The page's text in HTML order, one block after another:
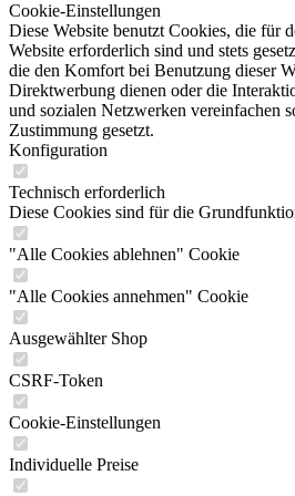
Cookie-Einstellungen
Diese Website benutzt Cookies, die für
Website erforderlich sind und stets
die den Komfort bei Benutzung dieser
Direktwerbung dienen oder die
und sozialen Netzwerken vereinfachen
Zustimmung gesetzt.
Konfiguration
Technisch erforderlich
Diese Cookies sind für die
"Alle Cookies ablehnen" Cookie
"Alle Cookies annehmen" Cookie
Ausgewählter Shop
CSRF-Token
Cookie-Einstellungen
Individuelle Preise